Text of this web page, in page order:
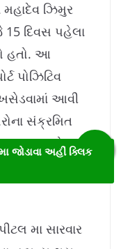
ઝિમુર
દિવસ પહેલા
હતો. આ
પોઝિટિવ
ખસેડવામાં આવી
સંક્રમિત
હતા. અને ત્યાર
આવ્યો
મા સારવાર
જોડાવા અહીં ક્લિક